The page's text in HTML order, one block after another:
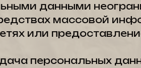
данными
массовой
или
персональных